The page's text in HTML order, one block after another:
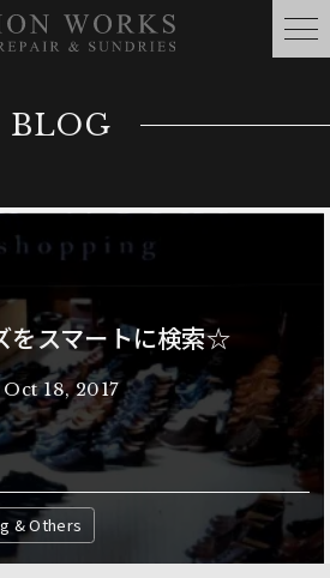
BLOG
をスマートに検索☆
Oct 18, 2017
& Others